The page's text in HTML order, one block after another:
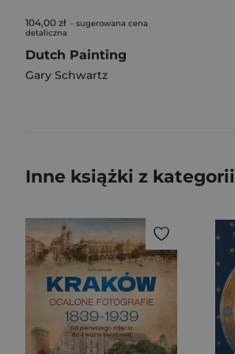
104,00 zł - sugerowana cena
detaliczna
Dutch Painting
Gary Schwartz
Inne książki z kategorii